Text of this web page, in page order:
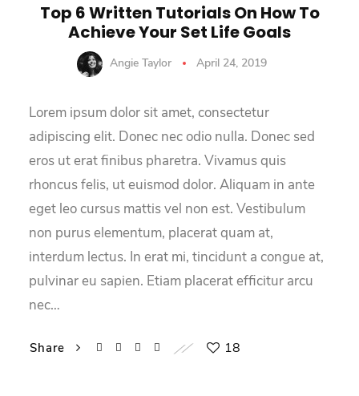
Top 6 Written Tutorials On How To
Achieve Your Set Life Goals
Angie Taylor April 24, 2019
Lorem ipsum dolor sit amet, consectetur
adipiscing elit. Donec nec odio nulla. Donec sed
eros ut erat finibus pharetra. Vivamus quis
rhoncus felis, ut euismod dolor. Aliquam in ante
eget leo cursus mattis vel non est. Vestibulum
non purus elementum, placerat quam at,
interdum lectus. In erat mi, tincidunt a congue at,
pulvinar eu sapien. Etiam placerat efficitur arcu
nec…
Share 18